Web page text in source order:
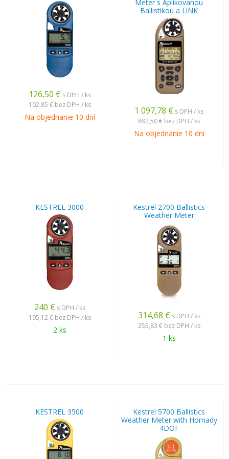
126,50 € s DPH / ks
102,85 € bez DPH / ks
Na objednanie 10 dní
Meter s Aplikovanou
Ballistikou a LiNK
1 097,78 € s DPH / ks
892,50 € bez DPH / ks
Na objednanie 10 dní
KESTREL 3000
240 € s DPH / ks
195,12 € bez DPH / ks
2 ks
Kestrel 2700 Ballistics
Weather Meter
314,68 € s DPH / ks
255,83 € bez DPH / ks
1 ks
KESTREL 3500
Kestrel 5700 Ballistics
Weather Meter with Hornady
4DOF